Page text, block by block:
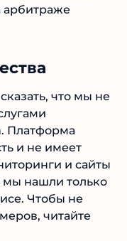
арбитраже
что мы не
Платформа
и не имеет
и сайты
мы нашли только
Чтобы не
читайте